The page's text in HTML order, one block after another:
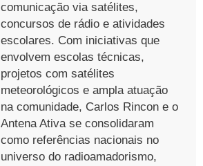
comunicação via satélites,
concursos de rádio e atividades
escolares. Com iniciativas que
envolvem escolas técnicas,
projetos com satélites
meteorológicos e ampla atuação
na comunidade, Carlos Rincon e o
Antena Ativa se consolidaram
como referências nacionais no
universo do radioamadorismo,